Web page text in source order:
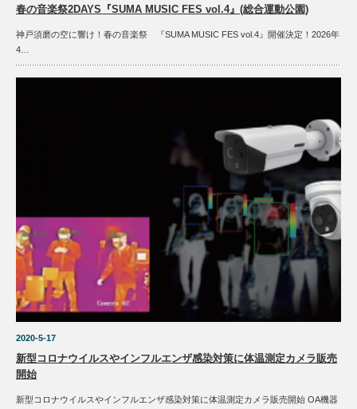
春の音楽祭2DAYS『SUMA MUSIC FES vol.4』(総合運動公園)
神戸須磨の空に響け！春の音楽祭 『SUMA MUSIC FES vol.4』開催決定！2026年
4…
2020-5-17
新型コロナウイルスやインフルエンザ感染対策に体温測定カメラ販売
開始
新型コロナウイルスやインフルエンザ感染対策に体温測定カメラ販売開始 OA機器